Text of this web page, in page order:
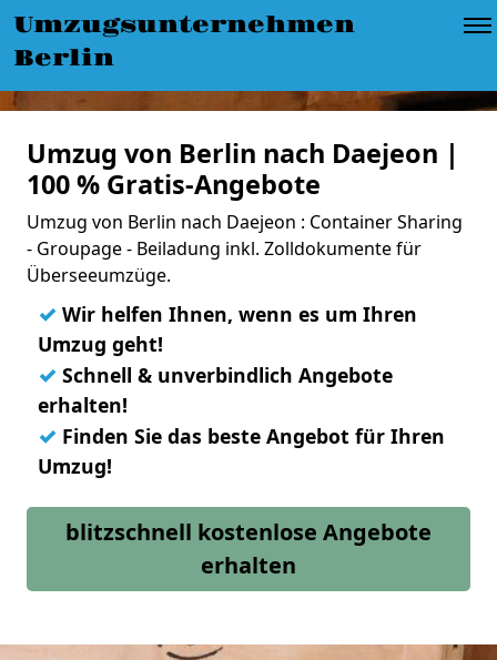
Umzugsunternehmen
Berlin
Umzug von Berlin nach Daejeon |
100 % Gratis-Angebote
Umzug von Berlin nach Daejeon : Container Sharing
- Groupage - Beiladung inkl. Zolldokumente für
Überseeumzüge.
✓ Wir helfen Ihnen, wenn es um Ihren
Umzug geht!
✓ Schnell & unverbindlich Angebote
erhalten!
✓ Finden Sie das beste Angebot für Ihren
Umzug!
blitzschnell kostenlose Angebote
erhalten